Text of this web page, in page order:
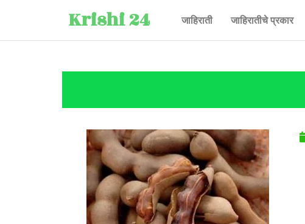
Krishi 24 जाहिराती जाहिरातीचे प्रकार